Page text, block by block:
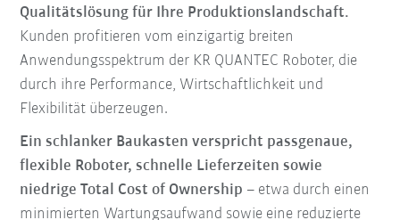
Qualitätslösung für Ihre Produktionslandschaft.
Kunden profitieren vom einzigartig breiten
Anwendungsspektrum der KR QUANTEC Roboter, die
durch ihre Performance, Wirtschaftlichkeit und
Flexibilität überzeugen.
Ein schlanker Baukasten verspricht passgenaue,
flexible Roboter, schnelle Lieferzeiten sowie
niedrige Total Cost of Ownership – etwa durch einen
minimierten Wartungsaufwand sowie eine reduzierte